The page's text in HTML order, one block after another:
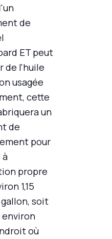
de
ET peut
de l'huile
usagée
cette
un
de
pour
à
propre
1,15
soit
environ
où